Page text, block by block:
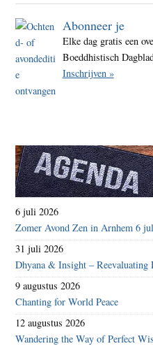
Abonneer je
Elke dag gratis een
Boeddhistisch
Inschrijven »
6 juli 2026
Zomer Avond Zen in Arnhem 6
31 juli 2026
Dhyana & Insight – Reevaluating
9 augustus 2026
Chanting for World Peace
12 augustus 2026
Wandering the Way of Perfect